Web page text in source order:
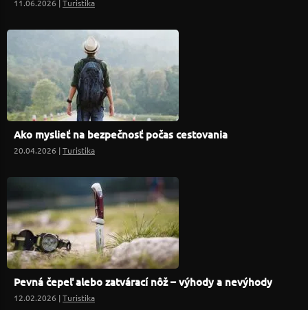
11.06.2026 |Turistika
Ako myslieť na bezpečnosť počas cestovania
20.04.2026 |Turistika
Pevná čepeľ alebo zatvárací nôž – výhody a nevýhody
12.02.2026 |Turistika